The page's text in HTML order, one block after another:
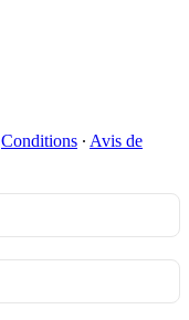
Conditions ∙ Avis de